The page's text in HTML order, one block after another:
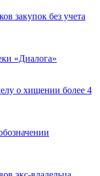
закупок без учета
«Диалога»
о хищении более 4